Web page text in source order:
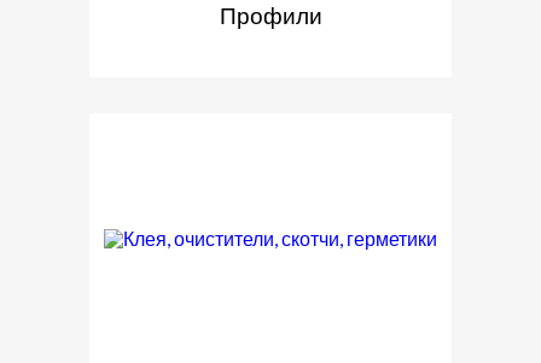
Профили